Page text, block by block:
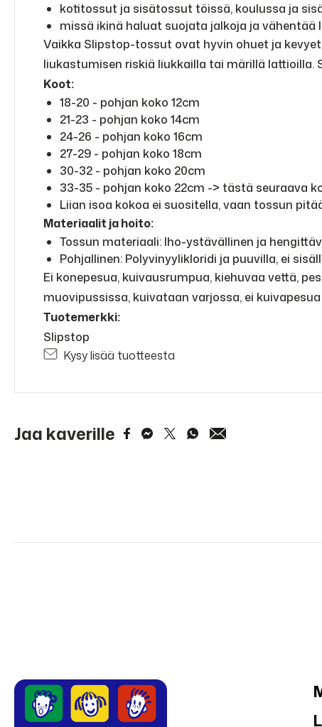
kotitossut ja sisätossut töissä, koulussa ja
missä ikinä haluat suojata jalkoja ja vähentää
Vaikka Slipstop-tossut ovat hyvin ohuet ja
liukastumisen riskiä liukkailla tai märillä lattioilla.
Koot:
18-20 - pohjan koko 12cm
21-23 - pohjan koko 14cm
24-26 - pohjan koko 16cm
27-29 - pohjan koko 18cm
30-32 - pohjan koko 20cm
33-35 - pohjan koko 22cm -> tästä seuraava
Liian isoa kokoa ei suositella, vaan tossun
Materiaalit ja hoito:
Tossun materiaali: Iho-ystävällinen ja
Pohjallinen: Polyvinyylikloridi ja puuvilla, ei
Ei konepesua, kuivausrumpua, kiehuvaa vettä,
muovipussissa, kuivataan varjossa, ei
Tuotemerkki:
Slipstop
Kysy lisää tuotteesta
Jaa kaverille